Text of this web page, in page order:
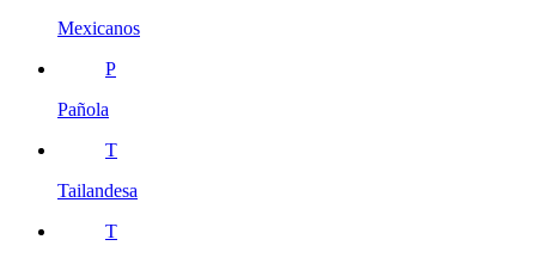
Mexicanos
P
Pañola
T
Tailandesa
T